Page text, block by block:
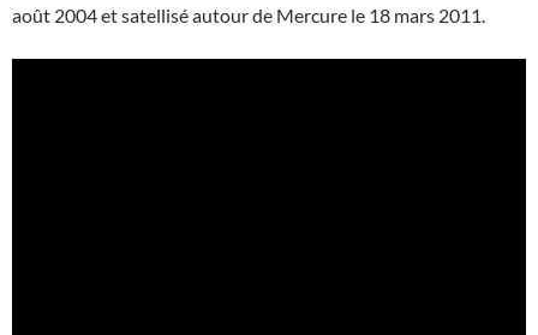
août 2004 et satellisé autour de Mercure le 18 mars 2011.